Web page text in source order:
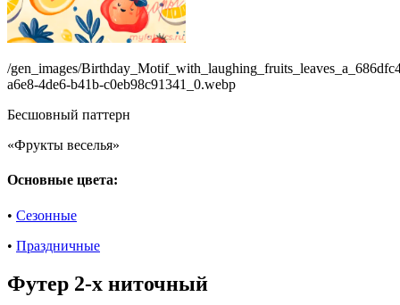
/gen_images/
a6e8-4de6-b41b-c0eb98c91341_0.webp
Бесшовный паттерн
«Фрукты веселья»
Основные цвета:
• Сезонные
• Праздничные
Футер 2-х ниточный